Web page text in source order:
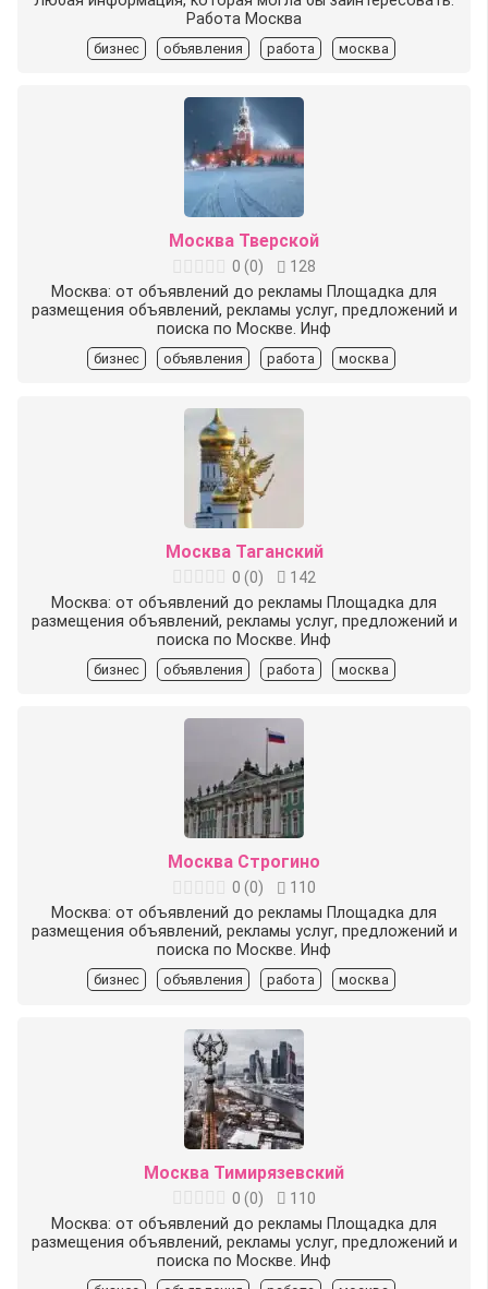
Работа Москва
бизнес объявления работа москва
Москва Тверской
0 (0)
128
Москва: от объявлений до рекламы Площадка для
размещения объявлений, рекламы услуг, предложений и
поиска по Москве. Инф
бизнес объявления работа москва
Москва Таганский
0 (0)
142
Москва: от объявлений до рекламы Площадка для
размещения объявлений, рекламы услуг, предложений и
поиска по Москве. Инф
бизнес объявления работа москва
Москва Строгино
0 (0)
110
Москва: от объявлений до рекламы Площадка для
размещения объявлений, рекламы услуг, предложений и
поиска по Москве. Инф
бизнес объявления работа москва
Москва Тимирязевский
0 (0)
110
Москва: от объявлений до рекламы Площадка для
размещения объявлений, рекламы услуг, предложений и
поиска по Москве. Инф